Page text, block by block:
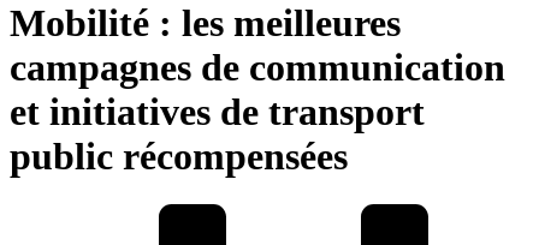
Mobilité : les meilleures
campagnes de communication
et initiatives de transport
public récompensées